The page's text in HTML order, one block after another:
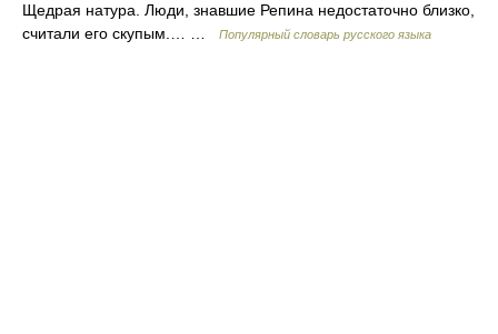
Щедрая натура. Люди, знавшие Репина недостаточно близко,
считали его скупым.… …
Популярный словарь русского языка